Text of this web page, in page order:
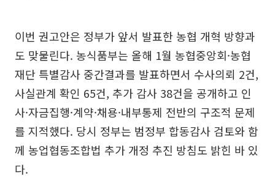
이번 권고안은 정부가 앞서 발표한 농협 개혁 방향과
도 맞물린다. 농식품부는 올해 1월 농협중앙회·농협
재단 특별감사 중간결과를 발표하면서 수사의뢰 2건,
사실관계 확인 65건, 추가 감사 38건을 공개하고 인
사·자금집행·계약·채용·내부통제 전반의 구조적 문제
를 지적했다. 당시 정부는 범정부 합동감사 검토와 함
께 농업협동조합법 추가 개정 추진 방침도 밝힌 바 있
다.